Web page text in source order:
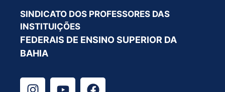
SINDICATO DOS PROFESSORES DAS
INSTITUIÇÕES
FEDERAIS DE ENSINO SUPERIOR DA
BAHIA